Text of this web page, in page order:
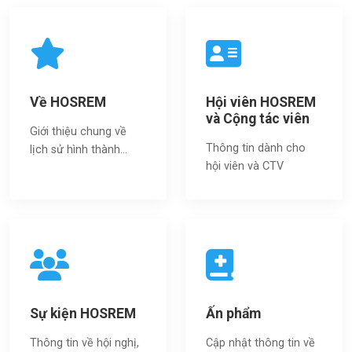
Về HOSREM
Giới thiệu chung về
lịch sử hình thành...
Hội viên HOSREM
và Cộng tác viên
Thông tin dành cho
hội viên và CTV
Sự kiện HOSREM
Thông tin về hội nghị,
Ấn phẩm
Cập nhật thông tin về